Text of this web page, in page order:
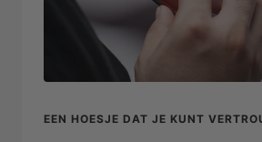
EEN HOESJE DAT JE KUNT